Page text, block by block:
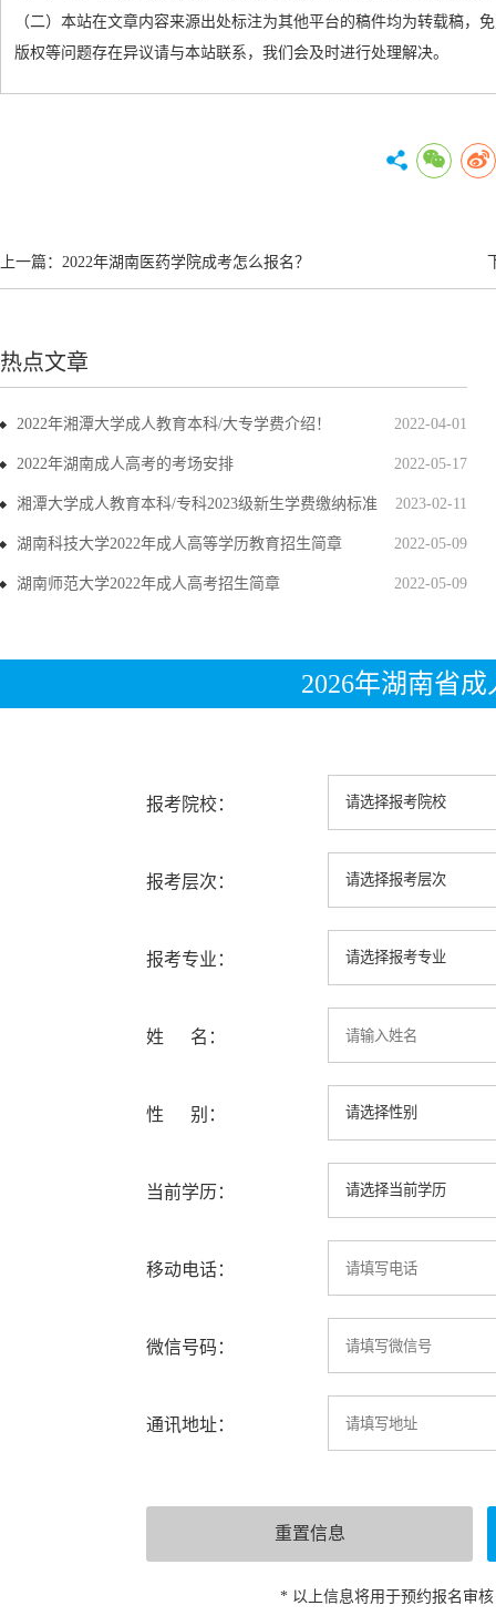
（二）本站在文章内容来源出处标注为其他平台的稿件均为转载稿
版权等问题存在异议请与本站联系，我们会及时进行处理解决。
上一篇： 2022年湖南医药学院成考怎么报名？
热点文章
2022-04-01
2022年湘潭大学成人教育本科/大专学费介绍！
2022-05-17
2022年湖南成人高考的考场安排
2023-02-11
湘潭大学成人教育本科/专科2023级新生学费缴纳标准
2022-05-09
湖南科技大学2022年成人高等学历教育招生简章
2022-05-09
湖南师范大学2022年成人高考招生简章
2026年湖南省
报考院校：
报考层次：
报考专业：
姓 名：
性 别：
当前学历：
移动电话：
微信号码：
通讯地址：
* 以上信息将用于预约报名审